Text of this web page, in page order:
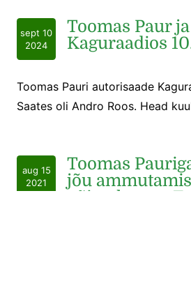
sept 10
2024
Toomas Paur
Kaguraadios
Toomas Pauri autorisaade
Saates oli Andro Roos. Head
aug 15
2021
Toomas
jõu
võimalustest